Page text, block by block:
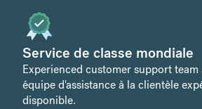
Service de classe mondiale
Experienced customer support team
équipe d'assistance à la clientèle
disponible.